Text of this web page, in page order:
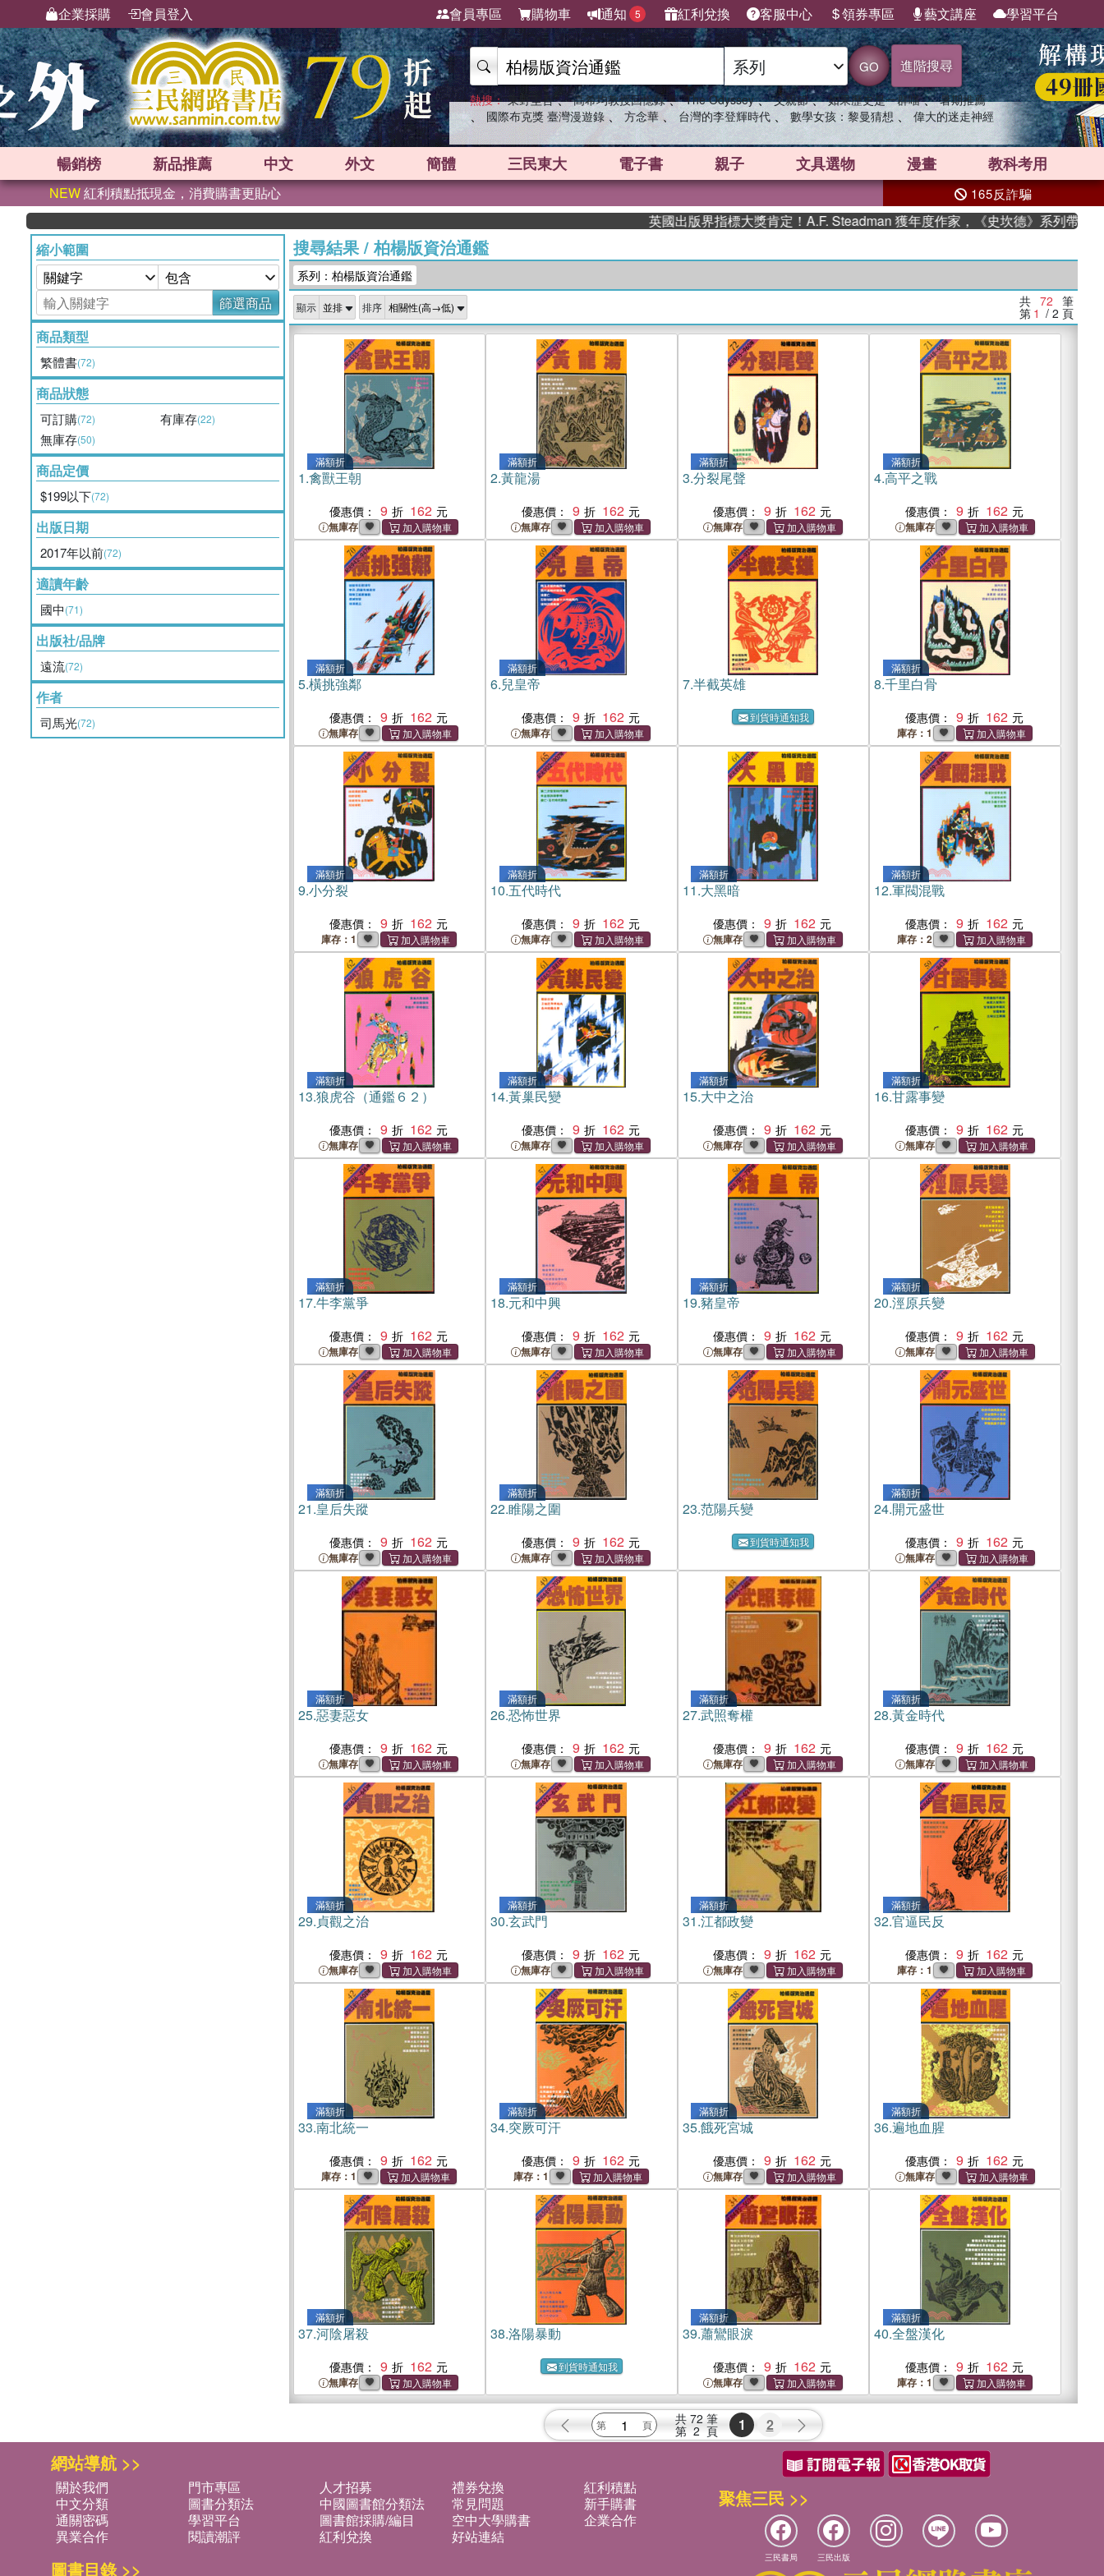
企業採購 會員登入 會員專區 購物車 通知 5 紅利兌換 客服中心 領券專區 藝文講座 學習平台
GO 進階搜尋
熱搜： 東野圭吾 、 高希均教授回憶錄 、 The Odyssey 、 父親節 、 如果歷史是一群喵 、 暑期推薦
、 國際布克獎 臺灣漫遊錄 、 方念華 、 台灣的李登輝時代 、 數學女孩：黎曼猜想 、 偉大的迷走神經
暢銷榜 新品推薦 中文 外文 簡體 三民東大 電子書 親子 文具選物 漫畫 教科考用
NEW紅利積點抵現金，消費購書更貼心 165反詐騙
英國出版界指標大獎肯定！A.F. Steadman 獲年度作家，《史坎德》系列帶你踏上熱血奇
縮小範圍
篩選商品
商品類型
繁體書(72)
商品狀態
可訂購(72) 有庫存(22)
無庫存(50)
商品定價
$199以下(72)
出版日期
2017年以前(72)
適讀年齡
國中(71)
出版社/品牌
遠流(72)
作者
司馬光(72)
搜尋結果/柏楊版資治通鑑
系列：柏楊版資治通鑑
顯示 排序 共 72 筆
第 1 / 2 頁
滿額折
1.禽獸王朝
優惠價： 9 162
無庫存
滿額折
2.黃龍湯
優惠價： 9 162
無庫存
滿額折
3.分裂尾聲
優惠價： 9 162
無庫存
滿額折
4.高平之戰
優惠價： 9 162
無庫存
滿額折
5.橫挑強鄰
優惠價： 9 162
無庫存
滿額折
6.兒皇帝
優惠價： 9 162
無庫存
7.半截英雄
到貨時通知我
滿額折
8.千里白骨
優惠價： 9 162
庫存：1
滿額折
9.小分裂
優惠價： 9 162
庫存：1
滿額折
10.五代時代
優惠價： 9 162
無庫存
滿額折
11.大黑暗
優惠價： 9 162
無庫存
滿額折
12.軍閥混戰
優惠價： 9 162
庫存：2
滿額折
13.狼虎谷（通鑑６２）
優惠價： 9 162
無庫存
滿額折
14.黃巢民變
優惠價： 9 162
無庫存
滿額折
15.大中之治
優惠價： 9 162
無庫存
滿額折
16.甘露事變
優惠價： 9 162
無庫存
滿額折
17.牛李黨爭
優惠價： 9 162
無庫存
滿額折
18.元和中興
優惠價： 9 162
無庫存
滿額折
19.豬皇帝
優惠價： 9 162
無庫存
滿額折
20.涇原兵變
優惠價： 9 162
無庫存
滿額折
21.皇后失蹤
優惠價： 9 162
無庫存
滿額折
22.睢陽之圍
優惠價： 9 162
無庫存
23.范陽兵變
到貨時通知我
滿額折
24.開元盛世
優惠價： 9 162
無庫存
滿額折
25.惡妻惡女
優惠價： 9 162
無庫存
滿額折
26.恐怖世界
優惠價： 9 162
無庫存
滿額折
27.武照奪權
優惠價： 9 162
無庫存
滿額折
28.黃金時代
優惠價： 9 162
無庫存
滿額折
29.貞觀之治
優惠價： 9 162
無庫存
滿額折
30.玄武門
優惠價： 9 162
無庫存
滿額折
31.江都政變
優惠價： 9 162
無庫存
滿額折
32.官逼民反
優惠價： 9 162
庫存：1
滿額折
33.南北統一
優惠價： 9 162
庫存：1
滿額折
34.突厥可汗
優惠價： 9 162
庫存：1
滿額折
35.餓死宮城
優惠價： 9 162
無庫存
滿額折
36.遍地血腥
優惠價： 9 162
無庫存
滿額折
37.河陰屠殺
優惠價： 9 162
無庫存
38.洛陽暴動
到貨時通知我
滿額折
39.蕭鸞眼淚
優惠價： 9 162
無庫存
滿額折
40.全盤漢化
優惠價： 9 162
庫存：1
共 72 筆
第 2 頁 1 2
網站導航 >>
關於我們 門市專區 人才招募 禮券兌換
紅利積點
中文分類
圖書分類法 中國圖書館分類法 常見問題
新手購書
通關密碼
學習平台 圖書館採購/編目 空中大學購書
企業合作
異業合作
閱讀潮評 紅利兌換 好站連結
圖書目錄 >>
聚焦三民 >>
三民書局 三民出版